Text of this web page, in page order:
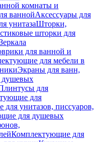
комнаты и
ваннойАксессуары для
унитазаШторки,
шторки для
для ванной и
для мебели в
Экраны для ванн,
душевых
для
для
унитазов, писсуаров,
для душевых
Комплектующие для